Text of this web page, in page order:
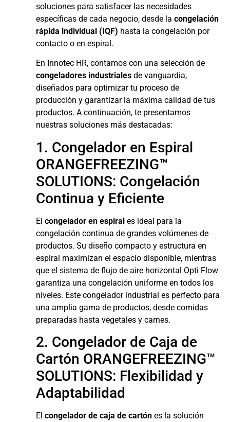
soluciones para satisfacer las necesidades
específicas de cada negocio, desde la congelación
rápida individual (IQF) hasta la congelación por
contacto o en espiral.
En Innotec HR, contamos con una selección de
congeladores industriales de vanguardia,
diseñados para optimizar tu proceso de
producción y garantizar la máxima calidad de tus
productos. A continuación, te presentamos
nuestras soluciones más destacadas:
1. Congelador en Espiral
ORANGEFREEZING™
SOLUTIONS: Congelación
Continua y Eficiente
El congelador en espiral es ideal para la
congelación continua de grandes volúmenes de
productos. Su diseño compacto y estructura en
espiral maximizan el espacio disponible, mientras
que el sistema de flujo de aire horizontal Opti Flow
garantiza una congelación uniforme en todos los
niveles. Este congelador industrial es perfecto para
una amplia gama de productos, desde comidas
preparadas hasta vegetales y carnes.
2. Congelador de Caja de
Cartón ORANGEFREEZING™
SOLUTIONS: Flexibilidad y
Adaptabilidad
El congelador de caja de cartón es la solución